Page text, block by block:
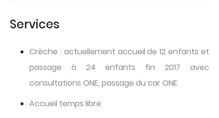
Services
Crèche : actuellement accueil de 12 enfants et
passage à 24 enfants fin 2017 avec
consultations ONE, passage du car ONE
Accueil temps libre